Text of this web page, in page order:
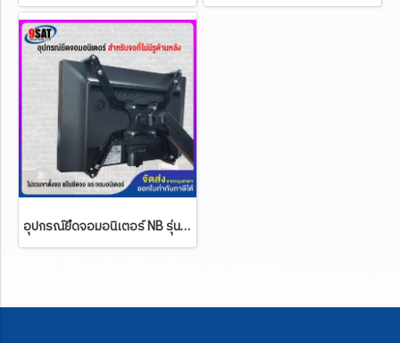
อุปกรณ์ยึดจอมอนิเตอร์ NB รุ่น FP-1 (สำหรับจอที่ไม่มีรูด้านหลัง) ใช้กับรูเพลท 6 mm.